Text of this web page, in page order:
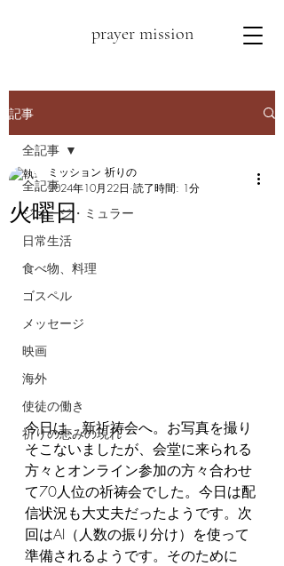
prayer mission
記事
全記事
ジョージ・ミュラー
日常生活
食べ物、料理
ゴスペル
メッセージ
映画
海外
使徒の働き
祈りの恵みの現れ
全記事
火曜日
ミッション 祈りの
2024年10月22日 読了時間: 1分
今日は、新祈祷会へ。お写真を撮り
そこないましたが、会堂に来られる
方々とオンライン参加の方々合わせ
て70人位の祈祷会でした。今日は配
信状況も大丈夫だったようです。次
回はAI（人数の振り分け）を使って
準備されるようです。そのために